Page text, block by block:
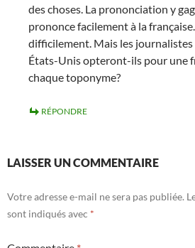
des choses. La prononciation y
prononce facilement à la
difficilement. Mais les
États-Unis opteront-ils pour une
chaque toponyme?
RÉPONDRE
LAISSER UN COMMENTAIRE
Votre adresse e-mail ne sera pas publiée.
sont indiqués avec *